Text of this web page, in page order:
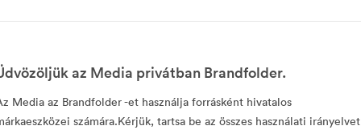
az Media privátban Brandfolder.
Media az Brandfolder -et használja forrásként hivatalos
számára.Kérjük, tartsa be az összes használati